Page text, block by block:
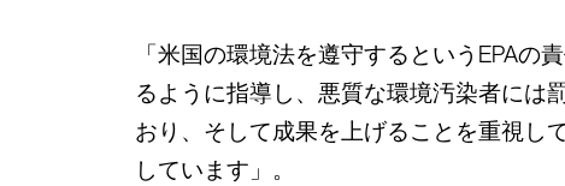
「米国の環境法を遵守するというEPA
るように指導し、悪質な環境汚染者には
おり、そして成果を上げることを重視し
しています」。